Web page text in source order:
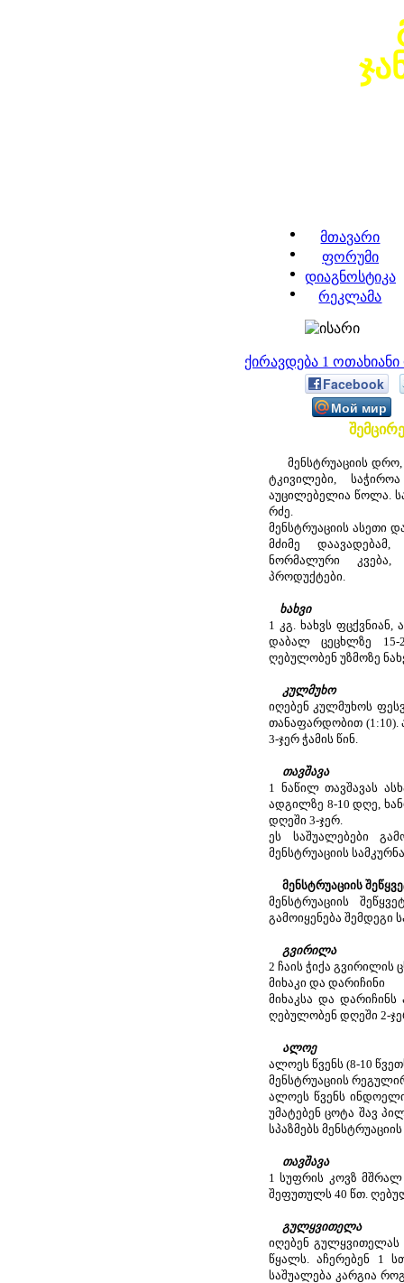
მთავარი
ფორუმი
დიაგნოსტიკა
რეკლამა
ქირავდება 1
Facebook
Мой мир
მენსტრუაციის დრო,
ტკივილები,
აუცილებელია წოლა.
რძე.
მენსტრუაციის ასეთი
მძიმე დაავადებამ,
ნორმალური კვება,
პროდუქტები.
ხახვი
1 კგ. ხახვს
დაბალ ცეცხლზე 15-
ღებულობენ უზმოზე
კულმუხო
იღებენ კულმუხოს
თანაფარდობით (1:10).
3-ჯერ ჭამის წინ.
თავშავა
1 ნაწილ თავშავას
ადგილზე 8-10 დღე,
დღეში 3-ჯერ.
ეს საშუალებები
მენსტრუაციის
მენსტრუაციის
მენსტრუაციის
გამოიყენება შემდეგი
გვირილა
2 ჩაის ჭიქა გვირილის
მიხაკი და დარიჩინი
მიხაკსა და დარიჩინს
ღებულობენ დღეში 2-
ალოე
ალოეს წვენს (8-10
მენსტრუაციის
ალოეს წვენს ინდოელი
უმატებენ ცოტა შავ
სპაზმებს
თავშავა
1 სუფრის კოვზ
შეფუთულს 40 წთ.
გულყვითელა
იღებენ გულყვითელას
წყალს. აჩერებენ 1
საშუალება კარგია